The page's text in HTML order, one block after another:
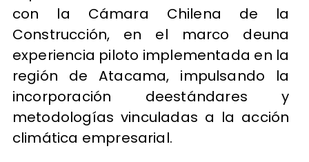
con la Cámara Chilena de la
Construcción, en el marco deuna
experiencia piloto implementada en la
región de Atacama, impulsando la
incorporación deestándares y
metodologías vinculadas a la acción
climática empresarial.